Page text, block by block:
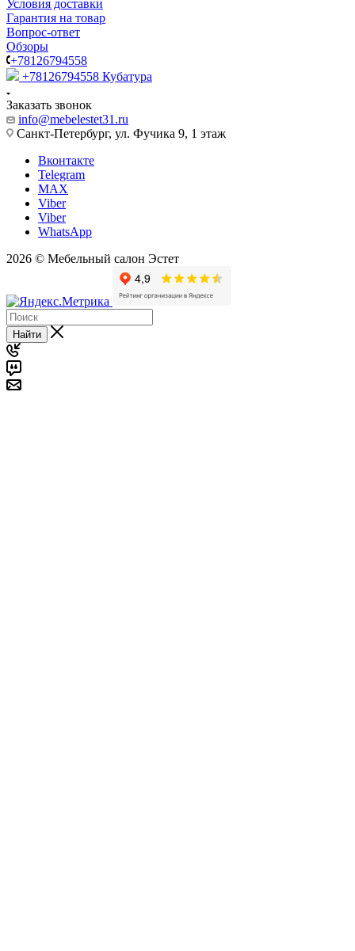
Условия доставки
Гарантия на товар
Вопрос-ответ
Обзоры
+78126794558
+78126794558 Кубатура
Заказать звонок
info@mebelestet31.ru
Санкт-Петербург, ул. Фучика 9, 1 этаж
Вконтакте
Telegram
MAX
Viber
Viber
WhatsApp
2026 © Мебельный салон Эстет
Найти